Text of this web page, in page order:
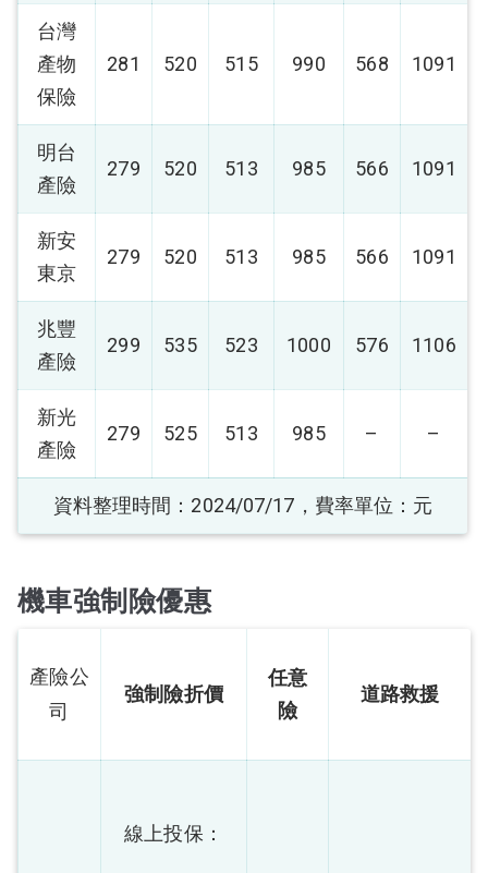
台灣
產物
保險
281 520 515 990 568 1091
明台
產險
279 520 513 985 566 1091
新安
東京
279 520 513 985 566 1091
兆豐
產險
299 535 523 1000 576 1106
新光
產險
279 525 513 985 – –
資料整理時間： 2024/07/17 ，費率單位：元
機車強制險優惠
產險公
司
強制險折價
任意
險
道路救援
線上投保：